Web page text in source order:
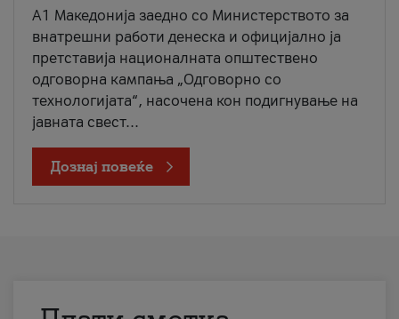
A1 Македонија заедно со Министерството за
внатрешни работи денеска и официјално ја
претставија националната општествено
одговорна кампања „Одговорно со
технологијата“, насочена кон подигнување на
јавната свест...
Дознај повеќе